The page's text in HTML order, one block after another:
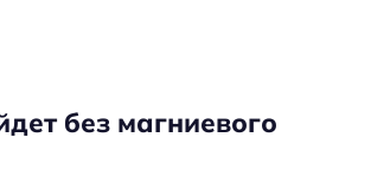
без магниевого